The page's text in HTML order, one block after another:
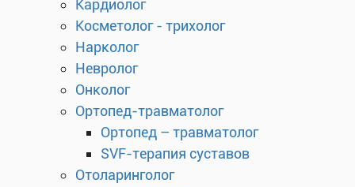
Кардиолог
Косметолог - трихолог
Нарколог
Невролог
Онколог
Ортопед-травматолог
Ортопед – травматолог
SVF-терапия суставов
Отоларинголог